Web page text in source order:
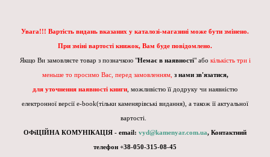
Увага!!! Вартість видань вказаних у каталозі-магазині може бути змінено.
При зміні вартості книжок, Вам буде повідомлено.
Якщо Ви замовляєте товар з позначкою "Немає в наявності" або кількість три і
меньше то просимо Вас, перед замовленням, з нами зв'язатися,
для уточнення наявності книги , можливістю її додруку чи наявністю
електронної версії e-book(тільки каменярівські видання), а також її актуальної
вартості.
ОФіЦІЙНА КОМУНІКАЦІЯ - email: vyd@kamenyar.com.ua, Контактний
телефон +38-050-315-08-45